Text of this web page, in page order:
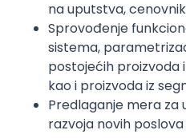
na uputstva,
Sprovođenje
sistema,
postojećih proizvoda
kao i proizvoda iz
Predlaganje mera za
razvoja novih